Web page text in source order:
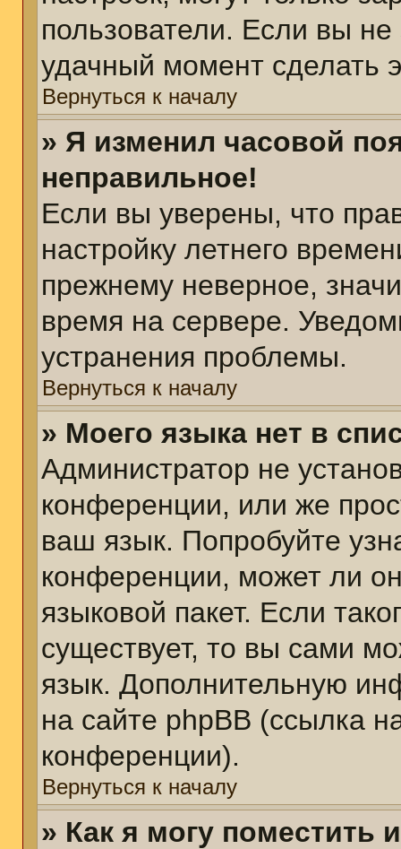
пользователи. Если вы
удачный момент сделать
Вернуться к началу
» Я изменил часовой
неправильное!
Если вы уверены, что
настройку летнего
прежнему неверное,
время на сервере.
устранения проблемы.
Вернуться к началу
» Моего языка нет в
Администратор не
конференции, или же
ваш язык. Попробуйте
конференции, может ли
языковой пакет. Если
существует, то вы сами
язык. Дополнительную
на сайте phpBB (ссылка
конференции).
Вернуться к началу
» Как я могу поместить